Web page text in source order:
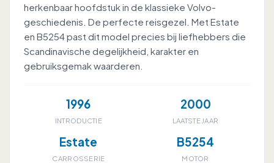
herkenbaar hoofdstuk in de klassieke Volvo-
geschiedenis. De perfecte reisgezel. Met Estate
en B5254 past dit model precies bij liefhebbers die
Scandinavische degelijkheid, karakter en
gebruiksgemak waarderen.
1996
INTRODUCTIE
2000
LAATSTE JAAR
Estate
CARROSSERIE
B5254
MOTOR